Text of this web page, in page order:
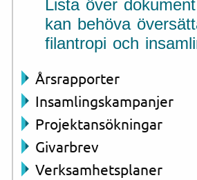
Lista över
kan behöva
filantropi och
Årsrapporter
Insamlingskampanjer
Projektansökningar
Givarbrev
Verksamhetsplaner